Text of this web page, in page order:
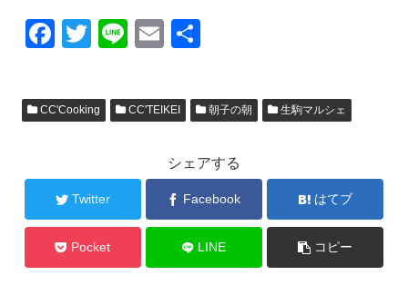
F
c
e
o
o
k
T
tt
er
Li
e
E
ail
CC'Cooking CC'TEIKEI 朝子の朝 生駒マルシェ
シェアする
Twitter Facebook はてブ
Pocket LINE コピー